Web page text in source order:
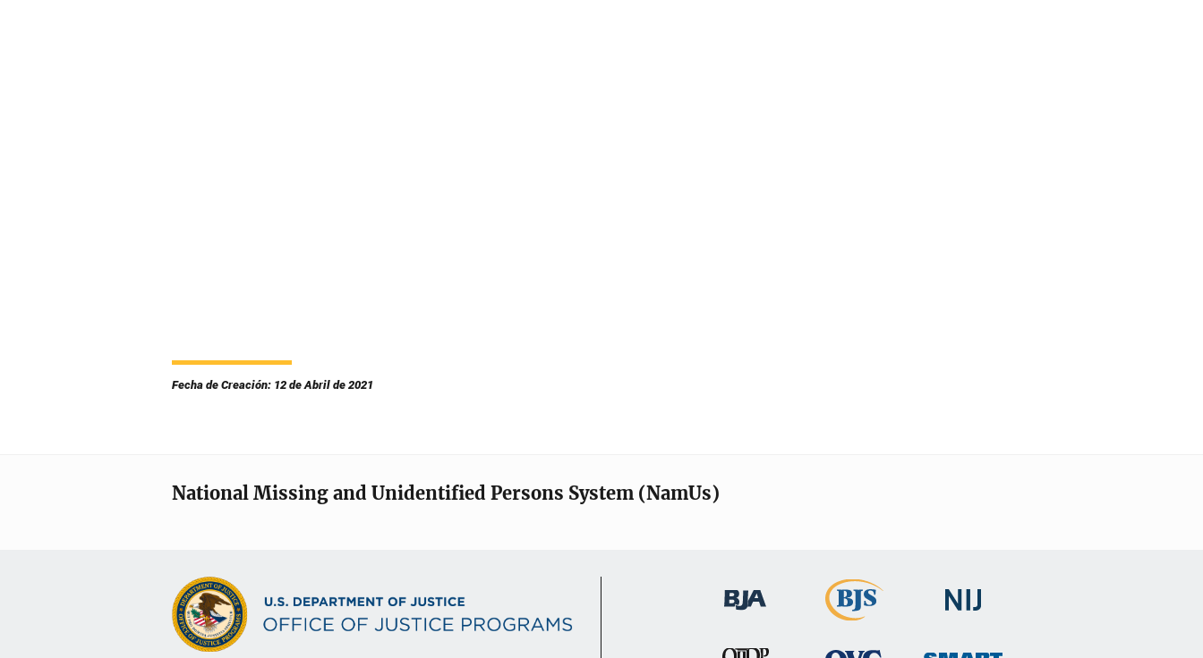
Fecha de Creación: 12 de Abril de 2021
National Missing and Unidentified Persons System (NamUs)